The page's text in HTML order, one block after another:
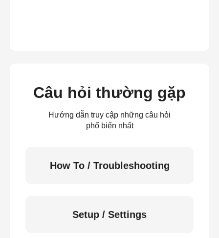
Câu hỏi thường gặp
Hướng dẫn truy cập những câu hỏi
phổ biến nhất
How To / Troubleshooting
Setup / Settings